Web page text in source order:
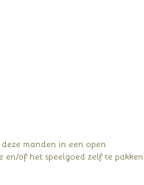
manden in een open
en/of het speelgoed zelf te pakken